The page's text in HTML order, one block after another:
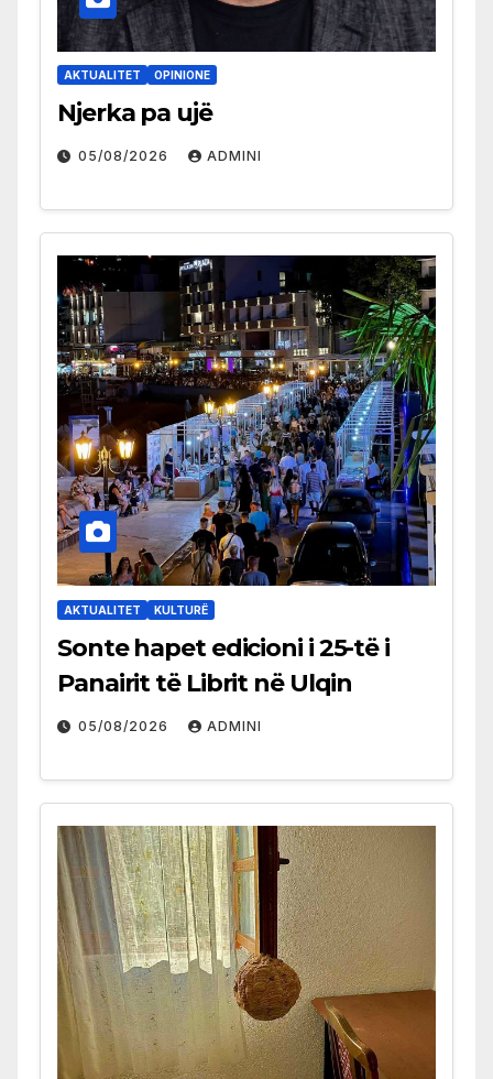
AKTUALITET OPINIONE
Njerka pa ujë
05/08/2026 ADMINI
AKTUALITET KULTURË
Sonte hapet edicioni i 25-të i
Panairit të Librit në Ulqin
05/08/2026 ADMINI